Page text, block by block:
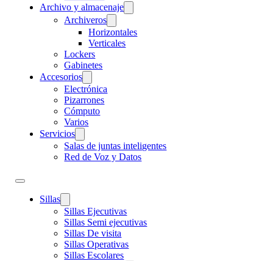
Archivo y almacenaje
Archiveros
Horizontales
Verticales
Lockers
Gabinetes
Accesorios
Electrónica
Pizarrones
Cómputo
Varios
Servicios
Salas de juntas inteligentes
Red de Voz y Datos
Sillas
Sillas Ejecutivas
Sillas Semi ejecutivas
Sillas De visita
Sillas Operativas
Sillas Escolares